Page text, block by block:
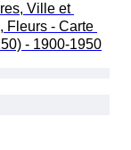
Ville et
Fleurs - Carte
- 1900-1950